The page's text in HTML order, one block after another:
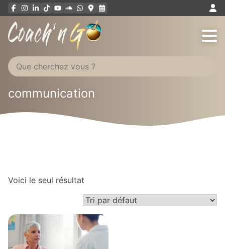
Aller
au
communication
Voici le seul résultat